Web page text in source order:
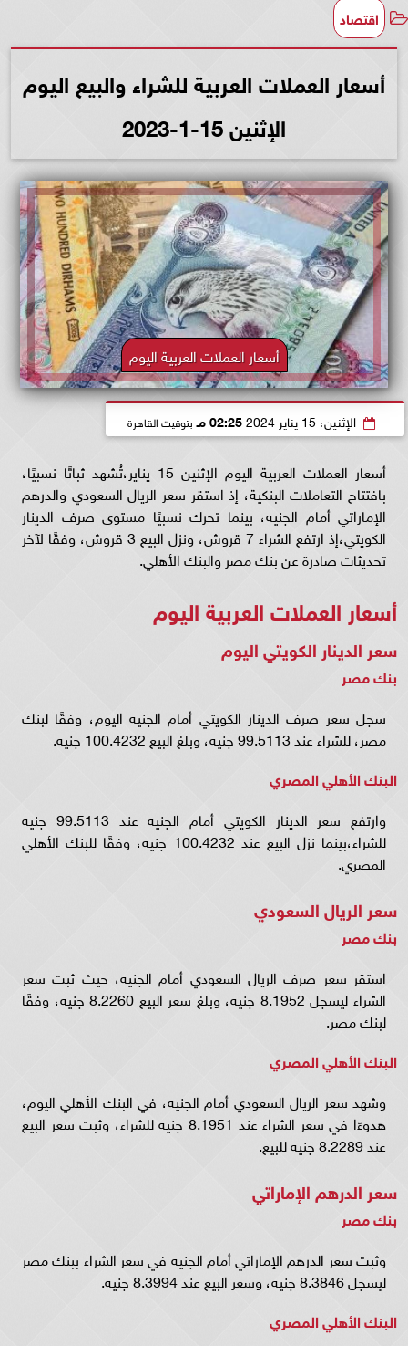
اقتصاد
أسعار العملات العربية للشراء والبيع اليوم
الإثنين 15-1-2023
أسعار العملات العربية اليوم
الإثنين، 15 يناير 2024 02:25 مـ بتوقيت القاهرة
أسعار العملات العربية اليوم الإثنين 15 يناير،تُشهد ثباتًا نسبيًا،
بافتتاح التعاملات البنكية، إذ استقر سعر الريال السعودي والدرهم
الإماراتي أمام الجنيه، بينما تحرك نسبيًا مستوى صرف الدينار
الكويتي،إذ ارتفع الشراء 7 قروش، ونزل البيع 3 قروش، وفقًا لآخر
تحديثات صادرة عن بنك مصر والبنك الأهلي.
أسعار العملات العربية اليوم
سعر الدينار الكويتياليوم
بنك مصر
سجل سعر صرف الدينار الكويتي أمام الجنيه اليوم، وفقًا لبنك
مصر، للشراء عند 99.5113 جنيه، وبلغ البيع 100.4232 جنيه.
البنك الأهلي المصري
وارتفع سعر الدينار الكويتي أمام الجنيه عند 99.5113 جنيه
للشراء،بينما نزل البيع عند 100.4232 جنيه، وفقًا للبنك الأهلي
المصري.
سعر الريال السعودي
بنك مصر
استقر سعر صرف الريال السعودي أمام الجنيه، حيث ثبت سعر
الشراء ليسجل 8.1952 جنيه، وبلغ سعر البيع 8.2260 جنيه، وفقًا
لبنك مصر.
البنك الأهلي المصري
وشهد سعر الريال السعودي أمام الجنيه، في البنك الأهلي اليوم،
هدوءًا في سعر الشراء عند 8.1951 جنيه للشراء، وثبت سعر البيع
عند 8.2289 جنيه للبيع.
سعر الدرهم الإماراتي
بنك مصر
وثبت سعر الدرهم الإماراتي أمام الجنيه في سعر الشراء ببنك مصر
ليسجل 8.3846 جنيه، وسعر البيع عند 8.3994 جنيه.
البنك الأهلي المصري